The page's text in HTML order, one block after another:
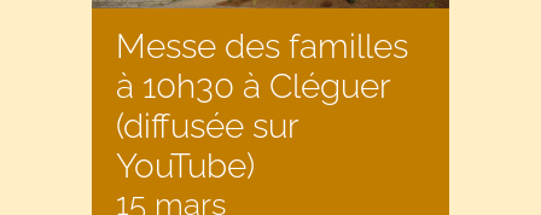
Messe des familles
à 10h30 à Cléguer
(diffusée sur
YouTube)
15 mars